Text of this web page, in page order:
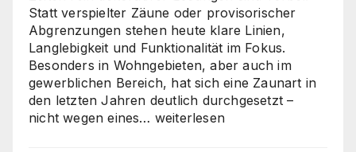
Statt verspielter Zäune oder provisorischer
Abgrenzungen stehen heute klare Linien,
Langlebigkeit und Funktionalität im Fokus.
Besonders in Wohngebieten, aber auch im
gewerblichen Bereich, hat sich eine Zaunart in
den letzten Jahren deutlich durchgesetzt –
nicht wegen eines… Moderne
weiterlesen